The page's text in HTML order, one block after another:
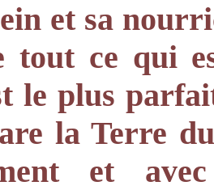
et sa
tout ce qui
le plus
la Terre
et